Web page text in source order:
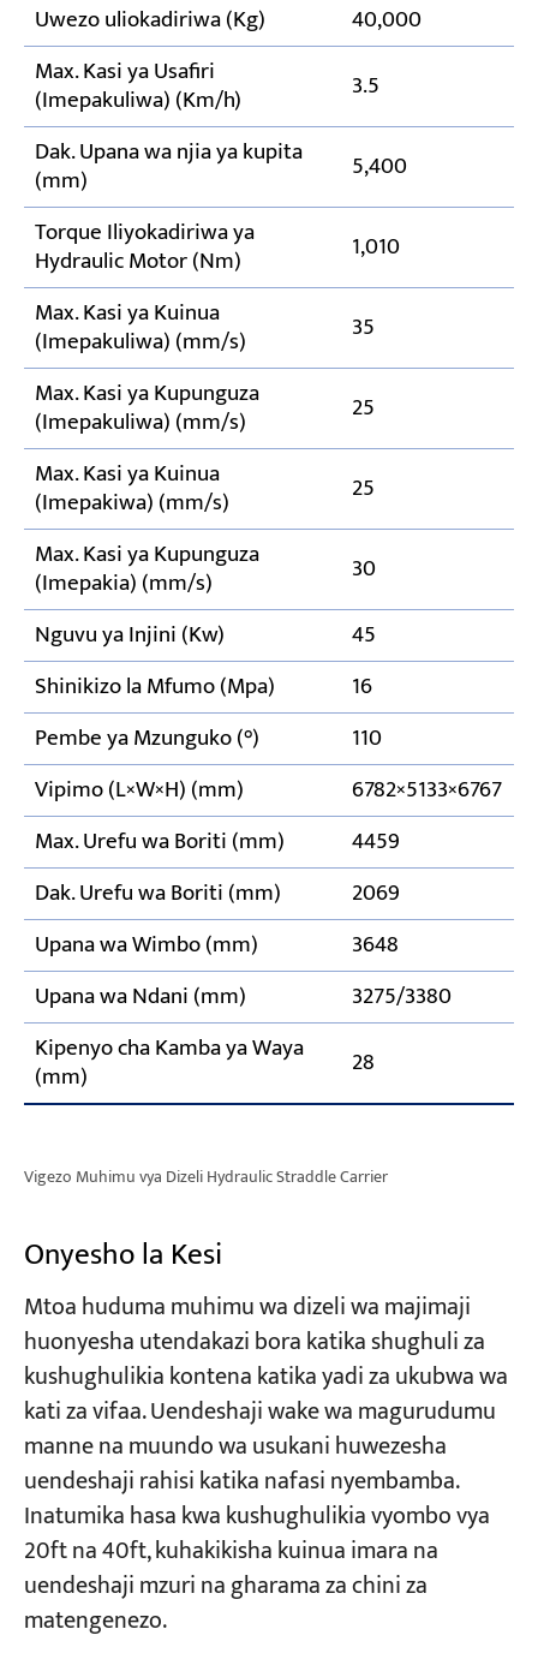
Uwezo uliokadiriwa (Kg)
40,000
Max. Kasi ya Usafiri
(Imepakuliwa) (Km/h)
3.5
Dak. Upana wa njia ya kupita
(mm)
5,400
Torque Iliyokadiriwa ya
Hydraulic Motor (Nm)
1,010
Max. Kasi ya Kuinua
(Imepakuliwa) (mm/s)
35
Max. Kasi ya Kupunguza
(Imepakuliwa) (mm/s)
25
Max. Kasi ya Kuinua
(Imepakiwa) (mm/s)
25
Max. Kasi ya Kupunguza
(Imepakia) (mm/s)
30
Nguvu ya Injini (Kw)
45
Shinikizo la Mfumo (Mpa)
16
Pembe ya Mzunguko (°)
110
Vipimo (L×W×H) (mm)
6782×5133×6767
Max. Urefu wa Boriti (mm)
4459
Dak. Urefu wa Boriti (mm)
2069
Upana wa Wimbo (mm)
3648
Upana wa Ndani (mm)
3275/3380
Kipenyo cha Kamba ya Waya
(mm) 28
Vigezo Muhimu vya Dizeli Hydraulic Straddle Carrier
Onyesho la Kesi
Mtoa huduma muhimu wa dizeli wa majimaji
huonyesha utendakazi bora katika shughuli za
kushughulikia kontena katika yadi za ukubwa wa
kati za vifaa. Uendeshaji wake wa magurudumu
manne na muundo wa usukani huwezesha
uendeshaji rahisi katika nafasi nyembamba.
Inatumika hasa kwa kushughulikia vyombo vya
20ft na 40ft, kuhakikisha kuinua imara na
uendeshaji mzuri na gharama za chini za
matengenezo.